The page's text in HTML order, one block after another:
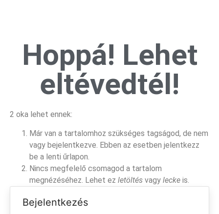
Hoppá! Lehet
eltévedtél!
2 oka lehet ennek:
Már van a tartalomhoz szükséges tagságod, de nem
vagy bejelentkezve. Ebben az esetben jelentkezz
be a lenti űrlapon.
Nincs megfelelő csomagod a tartalom
megnézéséhez. Lehet ez letöltés vagy lecke is.
Bejelentkezés